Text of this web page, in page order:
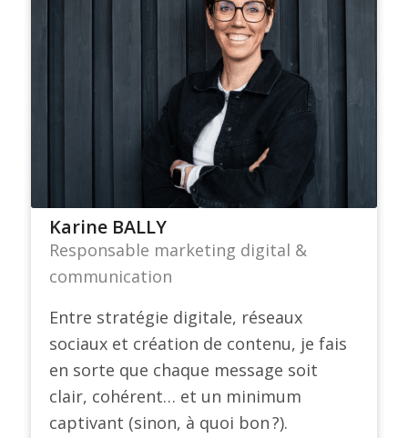
Karine BALLY
Responsable marketing digital &
communication
Entre stratégie digitale, réseaux
sociaux et création de contenu, je fais
en sorte que chaque message soit
clair, cohérent… et un minimum
captivant (sinon, à quoi bon ?).